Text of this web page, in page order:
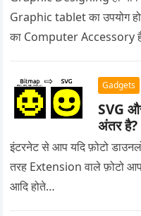
Graphic tablet का उपयोग
का Computer Accessory
Gadgets
SVG
अंतर है?
इंटरनेट से आप यदि फ़ोटो
तरह Extension वाले फ़ोटो
आदि होते…